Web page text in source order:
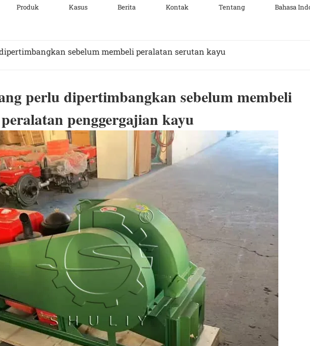
Produk Kasus Berita Kontak Tentang Bahasa
sebelum membeli peralatan serutan kayu
perlu dipertimbangkan sebelum membeli
peralatan penggergajian kayu